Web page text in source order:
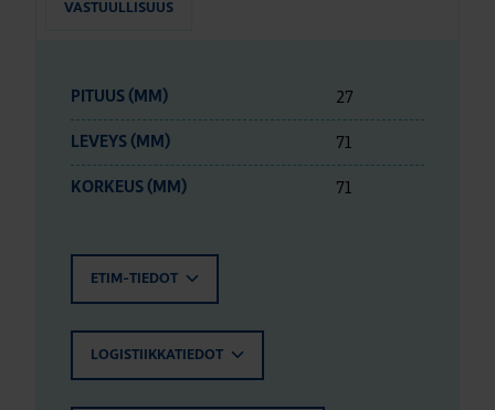
VASTUULLISUUS
PITUUS (MM) 27
LEVEYS (MM) 71
KORKEUS (MM) 71
ETIM-TIEDOT
LOGISTIIKKATIEDOT